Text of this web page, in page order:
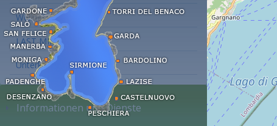
Wellness Hotel
LAST MINUTE
Unterkunft suchen...
Informationen und Dienste